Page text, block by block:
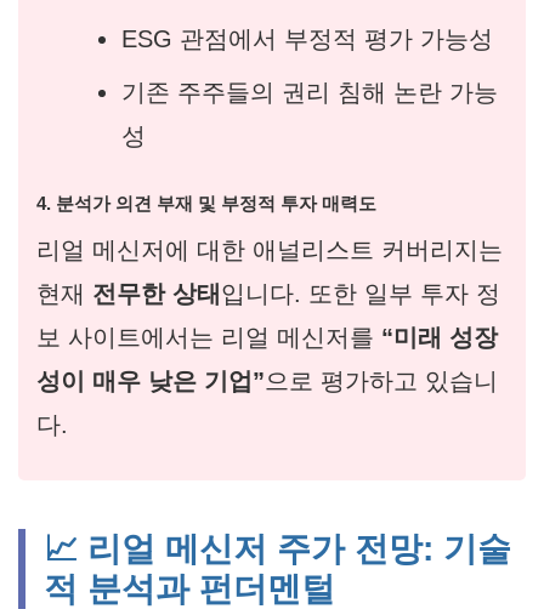
ESG 관점에서 부정적 평가 가능성
기존 주주들의 권리 침해 논란 가능
성
4. 분석가 의견 부재 및 부정적 투자 매력도
리얼 메신저에 대한 애널리스트 커버리지는
현재 전무한 상태입니다. 또한 일부 투자 정
보 사이트에서는 리얼 메신저를 “미래 성장
성이 매우 낮은 기업”으로 평가하고 있습니
다.
📈 리얼 메신저 주가 전망: 기술
적 분석과 펀더멘털